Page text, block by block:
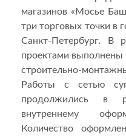
магазинов «Мосье
три торговых точки в
Санкт-Петербург. В
проектами выполнены
строительно-
Работы с сетью
продолжились в
внутреннему
Количество